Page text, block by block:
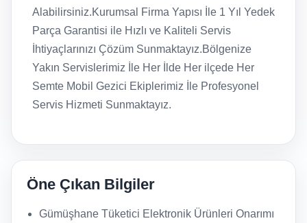
Alabilirsiniz.Kurumsal Firma Yapısı İle 1 Yıl Yedek
Parça Garantisi ile Hızlı ve Kaliteli Servis
İhtiyaçlarınızı Çözüm Sunmaktayız.Bölgenize
Yakın Servislerimiz İle Her İlde Her ilçede Her
Semte Mobil Gezici Ekiplerimiz İle Profesyonel
Servis Hizmeti Sunmaktayız.
Öne Çıkan Bilgiler
Gümüşhane Tüketici Elektronik Ürünleri Onarımı